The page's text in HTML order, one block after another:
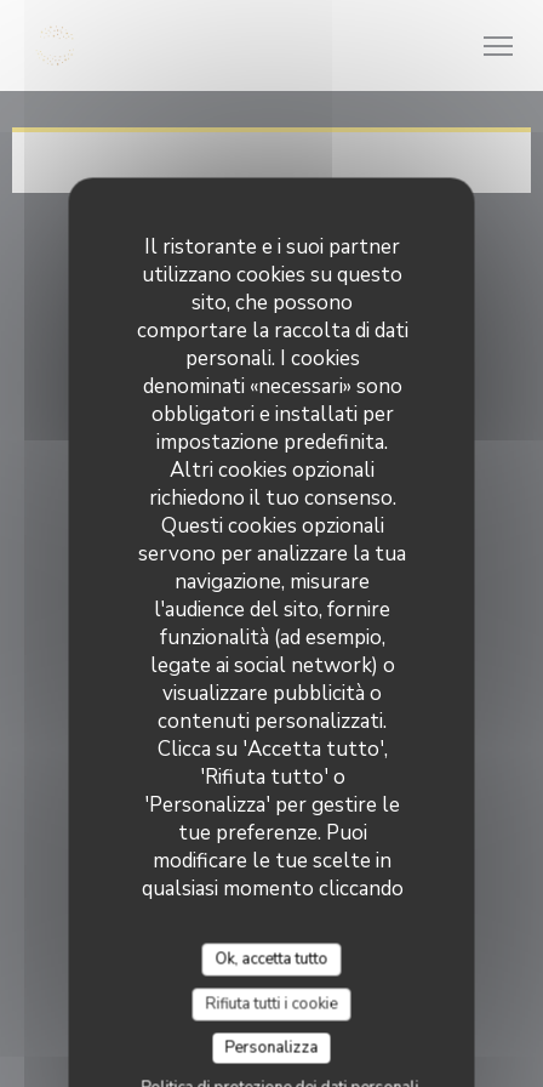
Il ristorante e i suoi partner
utilizzano cookies su questo
sito, che possono
comportare la raccolta di dati
personali. I cookies
denominati «necessari» sono
obbligatori e installati per
impostazione predefinita.
Altri cookies opzionali
richiedono il tuo consenso.
Questi cookies opzionali
servono per analizzare la tua
navigazione, misurare
l'audience del sito, fornire
funzionalità (ad esempio,
legate ai social network) o
visualizzare pubblicità o
contenuti personalizzati.
Clicca su 'Accetta tutto',
'Rifiuta tutto' o
'Personalizza' per gestire le
tue preferenze. Puoi
modificare le tue scelte in
qualsiasi momento cliccando
a sinistra delle pagine del
sito.
Ok, accetta tutto
Rifiuta tutti i cookie
Personalizza